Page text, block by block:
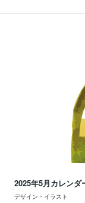
2025年5月カレン
デザイン・イラスト